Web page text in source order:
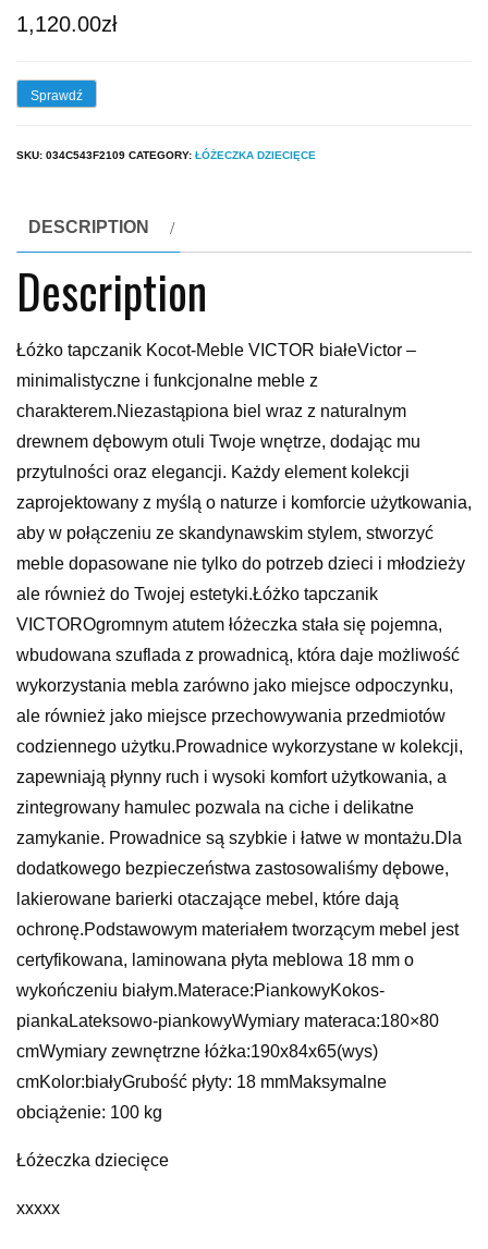
1,120.00zł
Sprawdź
SKU: 034C543F2109 CATEGORY: ŁÓŻECZKA DZIECIĘCE
DESCRIPTION
Description
Łóżko tapczanik Kocot-Meble VICTOR białeVictor –
minimalistyczne i funkcjonalne meble z
charakterem.Niezastąpiona biel wraz z naturalnym
drewnem dębowym otuli Twoje wnętrze, dodając mu
przytulności oraz elegancji. Każdy element kolekcji
zaprojektowany z myślą o naturze i komforcie użytkowania,
aby w połączeniu ze skandynawskim stylem, stworzyć
meble dopasowane nie tylko do potrzeb dzieci i młodzieży
ale również do Twojej estetyki.Łóżko tapczanik
VICTOROgromnym atutem łóżeczka stała się pojemna,
wbudowana szuflada z prowadnicą, która daje możliwość
wykorzystania mebla zarówno jako miejsce odpoczynku,
ale również jako miejsce przechowywania przedmiotów
codziennego użytku.Prowadnice wykorzystane w kolekcji,
zapewniają płynny ruch i wysoki komfort użytkowania, a
zintegrowany hamulec pozwala na ciche i delikatne
zamykanie. Prowadnice są szybkie i łatwe w montażu.Dla
dodatkowego bezpieczeństwa zastosowaliśmy dębowe,
lakierowane barierki otaczające mebel, które dają
ochronę.Podstawowym materiałem tworzącym mebel jest
certyfikowana, laminowana płyta meblowa 18 mm o
wykończeniu białym.Materace:PiankowyKokos-
piankaLateksowo-piankowyWymiary materaca:180×80
cmWymiary zewnętrzne łóżka:190x84x65(wys)
cmKolor:białyGrubość płyty: 18 mmMaksymalne
obciążenie: 100 kg
Łóżeczka dziecięce
xxxxx